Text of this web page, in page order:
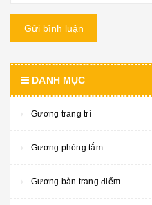
Gửi bình luận
DANH MỤC
Gương trang trí
Gương phòng tắm
Gương bàn trang điểm